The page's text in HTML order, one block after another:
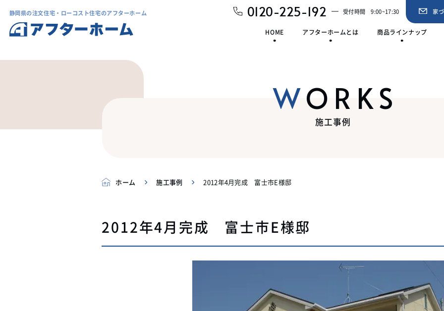
静岡県の注文住宅・ローコスト住宅のアフターホーム 0120-225-192 受付時間 9:00~17:30 家
HOME アフターホームとは 商品ラインナップ
WORKS
施工事例
ホーム 施工事例 2012年4月完成 富士市E様邸
2012年4月完成 富士市E様邸